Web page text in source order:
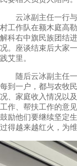
云冰副主任一行与
村工作队在额木庭高
解科右中旗民族团结
况。座谈结束后大家
践艾里。
随后云冰副主任一
每到一户，都与农牧
况、家庭收入情况以
工作、帮扶工作的意
鼓励他们要继续坚定
过得越来越红火，为